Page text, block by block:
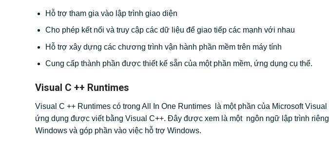
Hỗ trợ tham gia vào lập trình giao diện
Cho phép kết nối và truy cập các dữ liệu để giao tiếp các mạnh với nhau
Hỗ trợ xây dựng các chương trình vận hành phần mềm trên máy tính
Cung cấp thành phần được thiết kế sẵn của một phần mềm, ứng dụng cụ thể.
Visual C ++ Runtimes
Visual C ++ Runtimes có trong All In One Runtimes là một phần của Microsoft
ứng dụng được viết bằng Visual C++. Đây được xem là một ngôn ngữ lập trình
Windows và góp phần vào việc hỗ trợ Windows.